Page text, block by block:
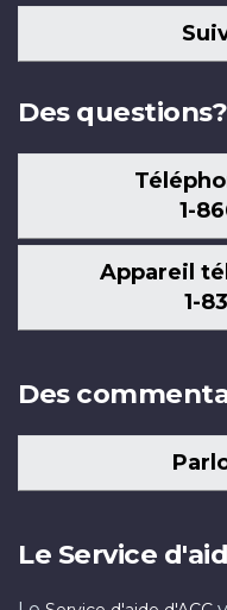
Des
1-
Appareil
1-
Des
Le Service